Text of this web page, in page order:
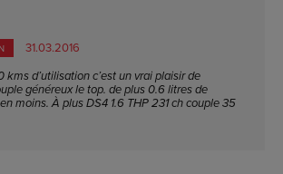
31.03.2016
kms d’utilisation c’est un vrai plaisir de
généreux le top. de plus 0.6 litres de
moins. À plus DS4 1.6 THP 231 ch couple 35